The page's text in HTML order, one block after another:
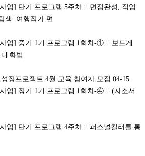
업] 단기 프로그램 5주차 :: 면접완성, 직업
색: 여행작가 편
업] 중기 1기 프로그램 1회차-① :: 보드게
화법
장프로젝트 4월 교육 참여자 모집 04-15
업] 장기 1기 프로그램 1회차-④ :: (자소서
업] 단기 프로그램 4주차 :: 퍼스널컬러를 통